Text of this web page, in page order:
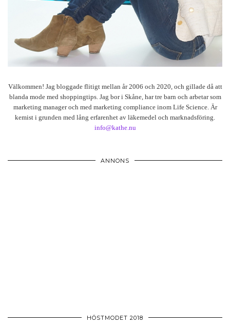
Välkommen! Jag bloggade flitigt mellan år 2006 och 2020, och gillade då att
blanda mode med shoppingtips. Jag bor i Skåne, har tre barn och arbetar som
marketing manager och med marketing compliance inom Life Science. Är
kemist i grunden med lång erfarenhet av läkemedel och marknadsföring.
info@kathe.nu
ANNONS
HÖSTMODET 2018